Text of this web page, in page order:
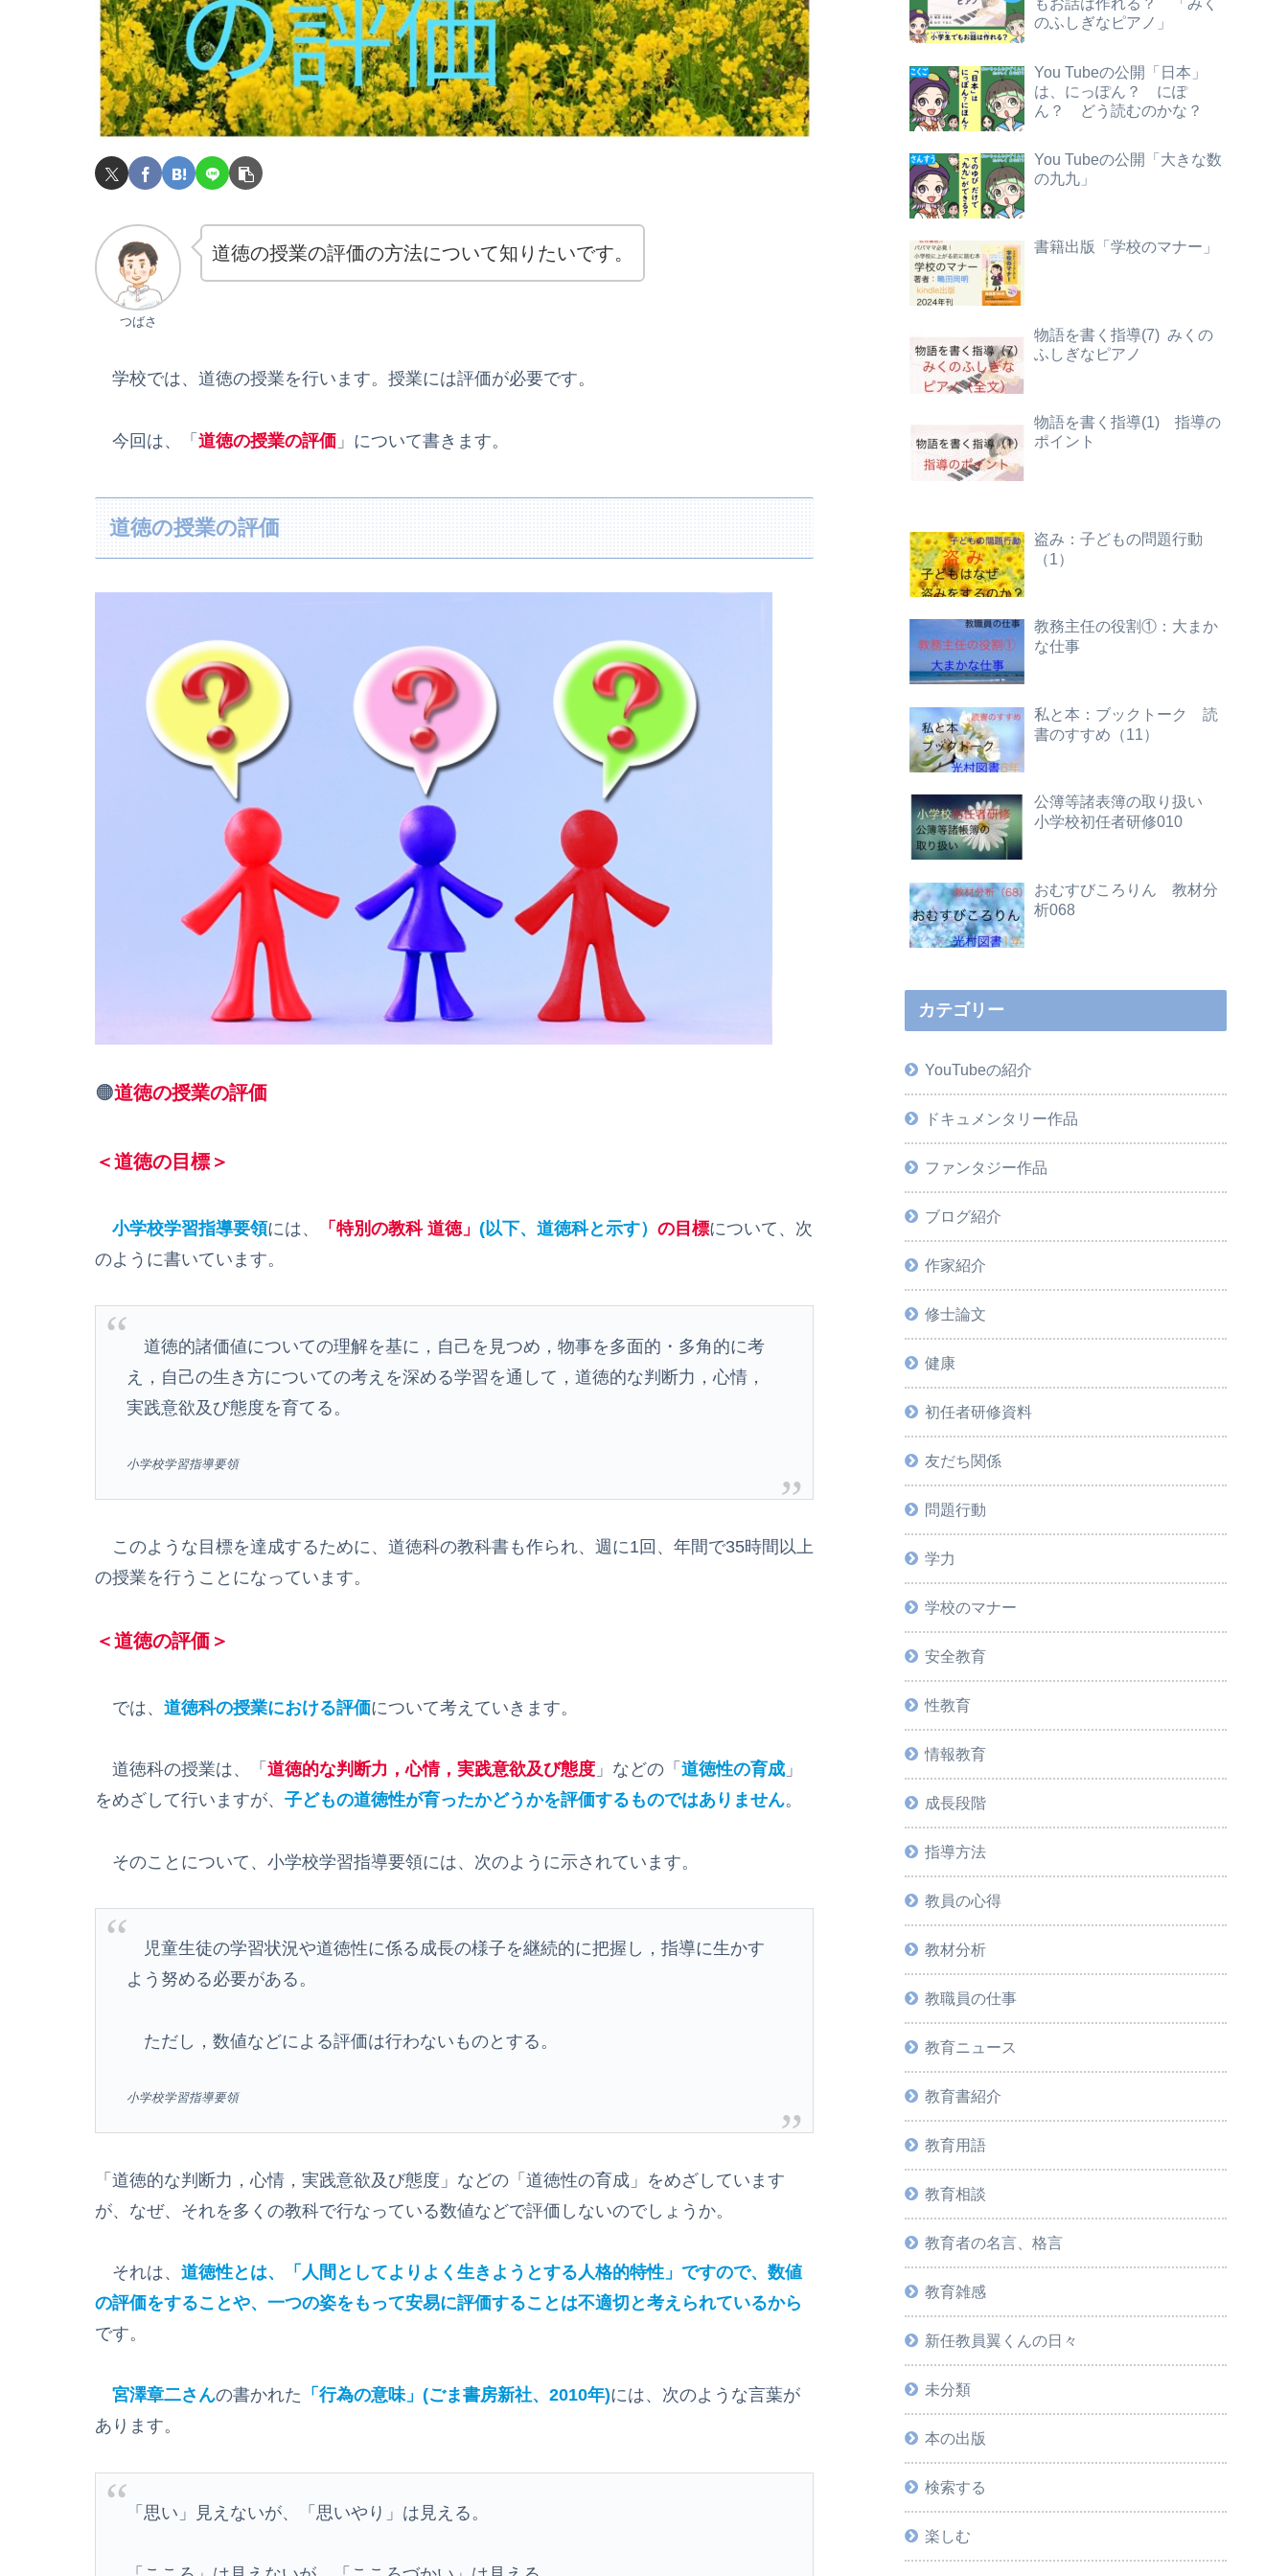
つばさ
道徳の授業の評価の方法について知りたいです。
学校では、道徳の授業を行います。授業には評価が必要です。
今回は、「 道徳の授業の評価 」について書きます。
道徳の授業の評価
🟠道徳の授業の評価
＜道徳の目標＞
小学校学習指導要領には、 「特別の教科 道徳」 (以下、道徳科と示す） の目標について、次
のように書いています。
道徳的諸価値についての理解を基に，自己を見つめ，物事を多面的・多角的に考
え，自己の生き方についての考えを深める学習を通して，道徳的な判断力，心情，
実践意欲及び態度を育てる。
小学校学習指導要領
このような目標を達成するために、道徳科の教科書も作られ、週に1回、年間で35時間以上
の授業を行うことになっています。
＜道徳の評価＞
では、 道徳科の授業における評価について考えていきます。
道徳科の授業は、「 道徳的な判断力，心情，実践意欲及び態度 」などの「 道徳性の育成 」
をめざして行いますが、 子どもの道徳性が育ったかどうかを評価するものではありません。
そのことについて、小学校学習指導要領には、次のように示されています。
児童生徒の学習状況や道徳性に係る成長の様子を継続的に把握し，指導に生かす
よう努める必要がある。
ただし，数値などによる評価は行わないものとする。
小学校学習指導要領
「道徳的な判断力，心情，実践意欲及び態度」などの「道徳性の育成」をめざしています
が、なぜ、それを多くの教科で行なっている数値などで評価しないのでしょうか。
それは、 道徳性とは、「人間としてよりよく生きようとする人格的特性」ですので、数値
の評価をすることや、一つの姿をもって安易に評価することは不適切と考えられているから
です。
宮澤章二さんの書かれた 「行為の意味」(ごま書房新社、2010年)には、次のような言葉が
あります。
「思い」見えないが、「思いやり」は見える。
もお話は作れる？ 「みく
のふしぎなピアノ」
You Tubeの公開「日本」
は、にっぽん？ にぽ
ん？ どう読むのかな？
You Tubeの公開「大きな数
の九九」
書籍出版「学校のマナー」
物語を書く指導(7) みくの
ふしぎなピアノ
物語を書く指導(1) 指導の
ポイント
盗み：子どもの問題行動
（1）
教務主任の役割①：大まか
な仕事
私と本：ブックトーク 読
書のすすめ（11）
公簿等諸表簿の取り扱い
小学校初任者研修010
おむすびころりん 教材分
析068
カテゴリー
YouTubeの紹介
ドキュメンタリー作品
ファンタジー作品
ブログ紹介
作家紹介
修士論文
健康
初任者研修資料
友だち関係
問題行動
学力
学校のマナー
安全教育
性教育
情報教育
成長段階
指導方法
教員の心得
教材分析
教職員の仕事
教育ニュース
教育書紹介
教育用語
教育相談
教育者の名言、格言
教育雑感
新任教員翼くんの日々
未分類
本の出版
検索する
楽しむ